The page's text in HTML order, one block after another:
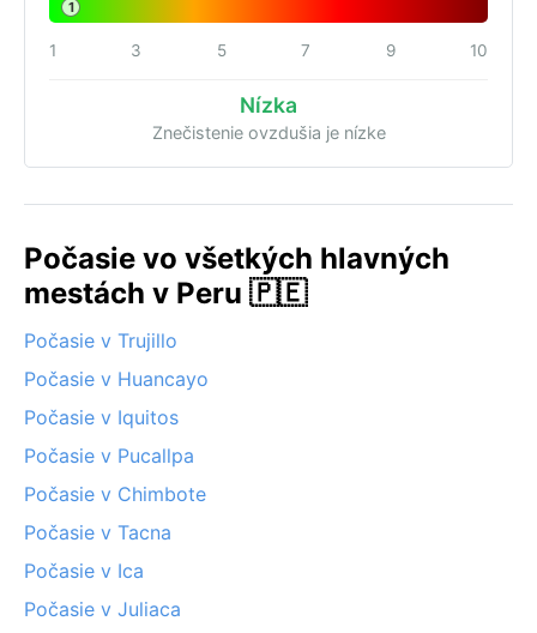
1
1 3 5 7 9 10
Nízka
Znečistenie ovzdušia je nízke
Počasie vo všetkých hlavných
mestách v Peru 🇵🇪
Počasie v Trujillo
Počasie v Huancayo
Počasie v Iquitos
Počasie v Pucallpa
Počasie v Chimbote
Počasie v Tacna
Počasie v Ica
Počasie v Juliaca